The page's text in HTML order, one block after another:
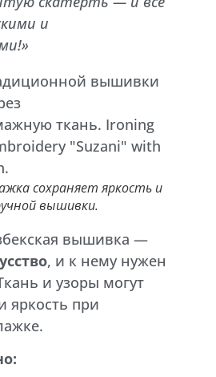
и
сохраняет яркость и
вышивки.
вышивка —
, и к нему нужен
и узоры могут
яркость при